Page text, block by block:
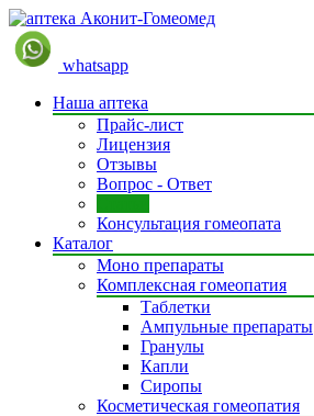
whatsapp
Наша аптека
Прайс-лист
Лицензия
Отзывы
Вопрос - Ответ
Консультация гомеопата
Каталог
Моно препараты
Комплексная гомеопатия
Таблетки
Ампульные препараты
Гранулы
Капли
Сиропы
Косметическая гомеопатия